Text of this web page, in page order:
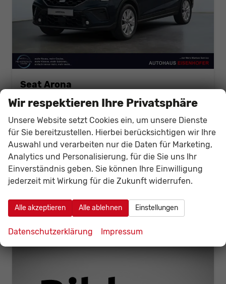
Seat Arona
unverbindliche Lieferzeit:6 Monate Neuwagen
Fahrzeugnr. 141096 Getriebe
Doppelkupplungsgetriebe (DSG)
Kraftstoff
Benzin Leistung 85 kW (116 PS)
26.924,– €
incl. 19% MwSt.
Details
Verbrauch kombiniert:5,60 l/100km
CO2-Emissionen:126,00 g/km
Wir respektieren Ihre Privatsphäre
Unsere Website setzt Cookies ein, um unsere Dienste
für Sie bereitzustellen. Hierbei berücksichtigen wir Ihre
Auswahl und verarbeiten nur die Daten für Marketing,
Analytics und Personalisierung, für die Sie uns Ihr
Einverständnis geben. Sie können Ihre Einwilligung
jederzeit mit Wirkung für die Zukunft widerrufen.
Alle akzeptieren Alle ablehnen Einstellungen
Datenschutzerklärung Impressum